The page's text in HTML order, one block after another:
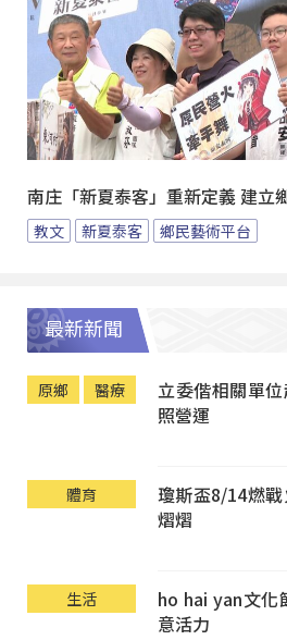
南庄「新夏泰客」重新定義 建立
教文 新夏泰客 鄉民藝術平台
最新新聞
原鄉 醫療
立委偕相關單
照營運
體育
瓊斯盃8/14燃
熠熠
生活
ho hai yan文化
意活力